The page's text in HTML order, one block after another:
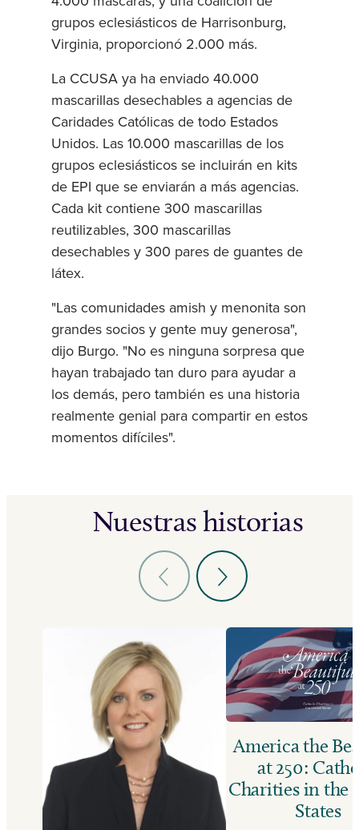
grupos eclesiásticos de Harrisonburg,
Virginia, proporcionó 2.000 más.
La CCUSA ya ha enviado 40.000
mascarillas desechables a agencias de
Caridades Católicas de todo Estados
Unidos. Las 10.000 mascarillas de los
grupos eclesiásticos se incluirán en kits
de EPI que se enviarán a más agencias.
Cada kit contiene 300 mascarillas
reutilizables, 300 mascarillas
desechables y 300 pares de guantes de
látex.
"Las comunidades amish y menonita son
grandes socios y gente muy generosa",
dijo Burgo. "No es ninguna sorpresa que
hayan trabajado tan duro para ayudar a
los demás, pero también es una historia
realmente genial para compartir en estos
momentos difíciles".
Nuestras historias
America the
at 250:
Charities in the
States